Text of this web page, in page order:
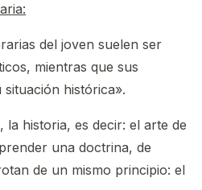
del joven suelen ser
mientras que sus
situación histórica».
historia, es decir: el arte de
una doctrina, de
de un mismo principio: el